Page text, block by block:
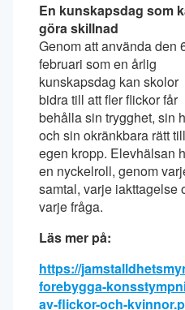
En kunskapsdag som
göra skillnad
Genom att använda den
februari som en årlig
kunskapsdag kan skolor
bidra till att fler flickor får
behålla sin trygghet, sin
och sin okränkbara rätt
egen kropp. Elevhälsan
en nyckelroll, genom
samtal, varje iakttagelse
varje fråga.
Läs mer på:
https://
forebygga-
av-flickor-och-